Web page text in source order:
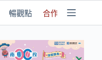
暢觀點 合作媒體